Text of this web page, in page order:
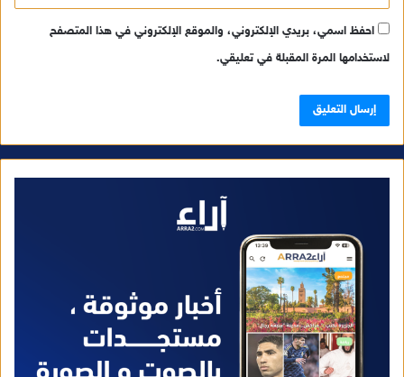
احفظ اسمي، بريدي الإلكتروني، والموقع الإلكتروني في هذا المتصفح
لاستخدامها المرة المقبلة في تعليقي.